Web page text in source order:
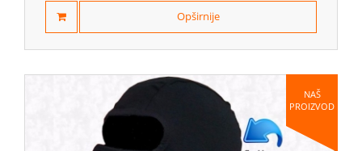
Opširnije
NAŠ
PROIZVOD